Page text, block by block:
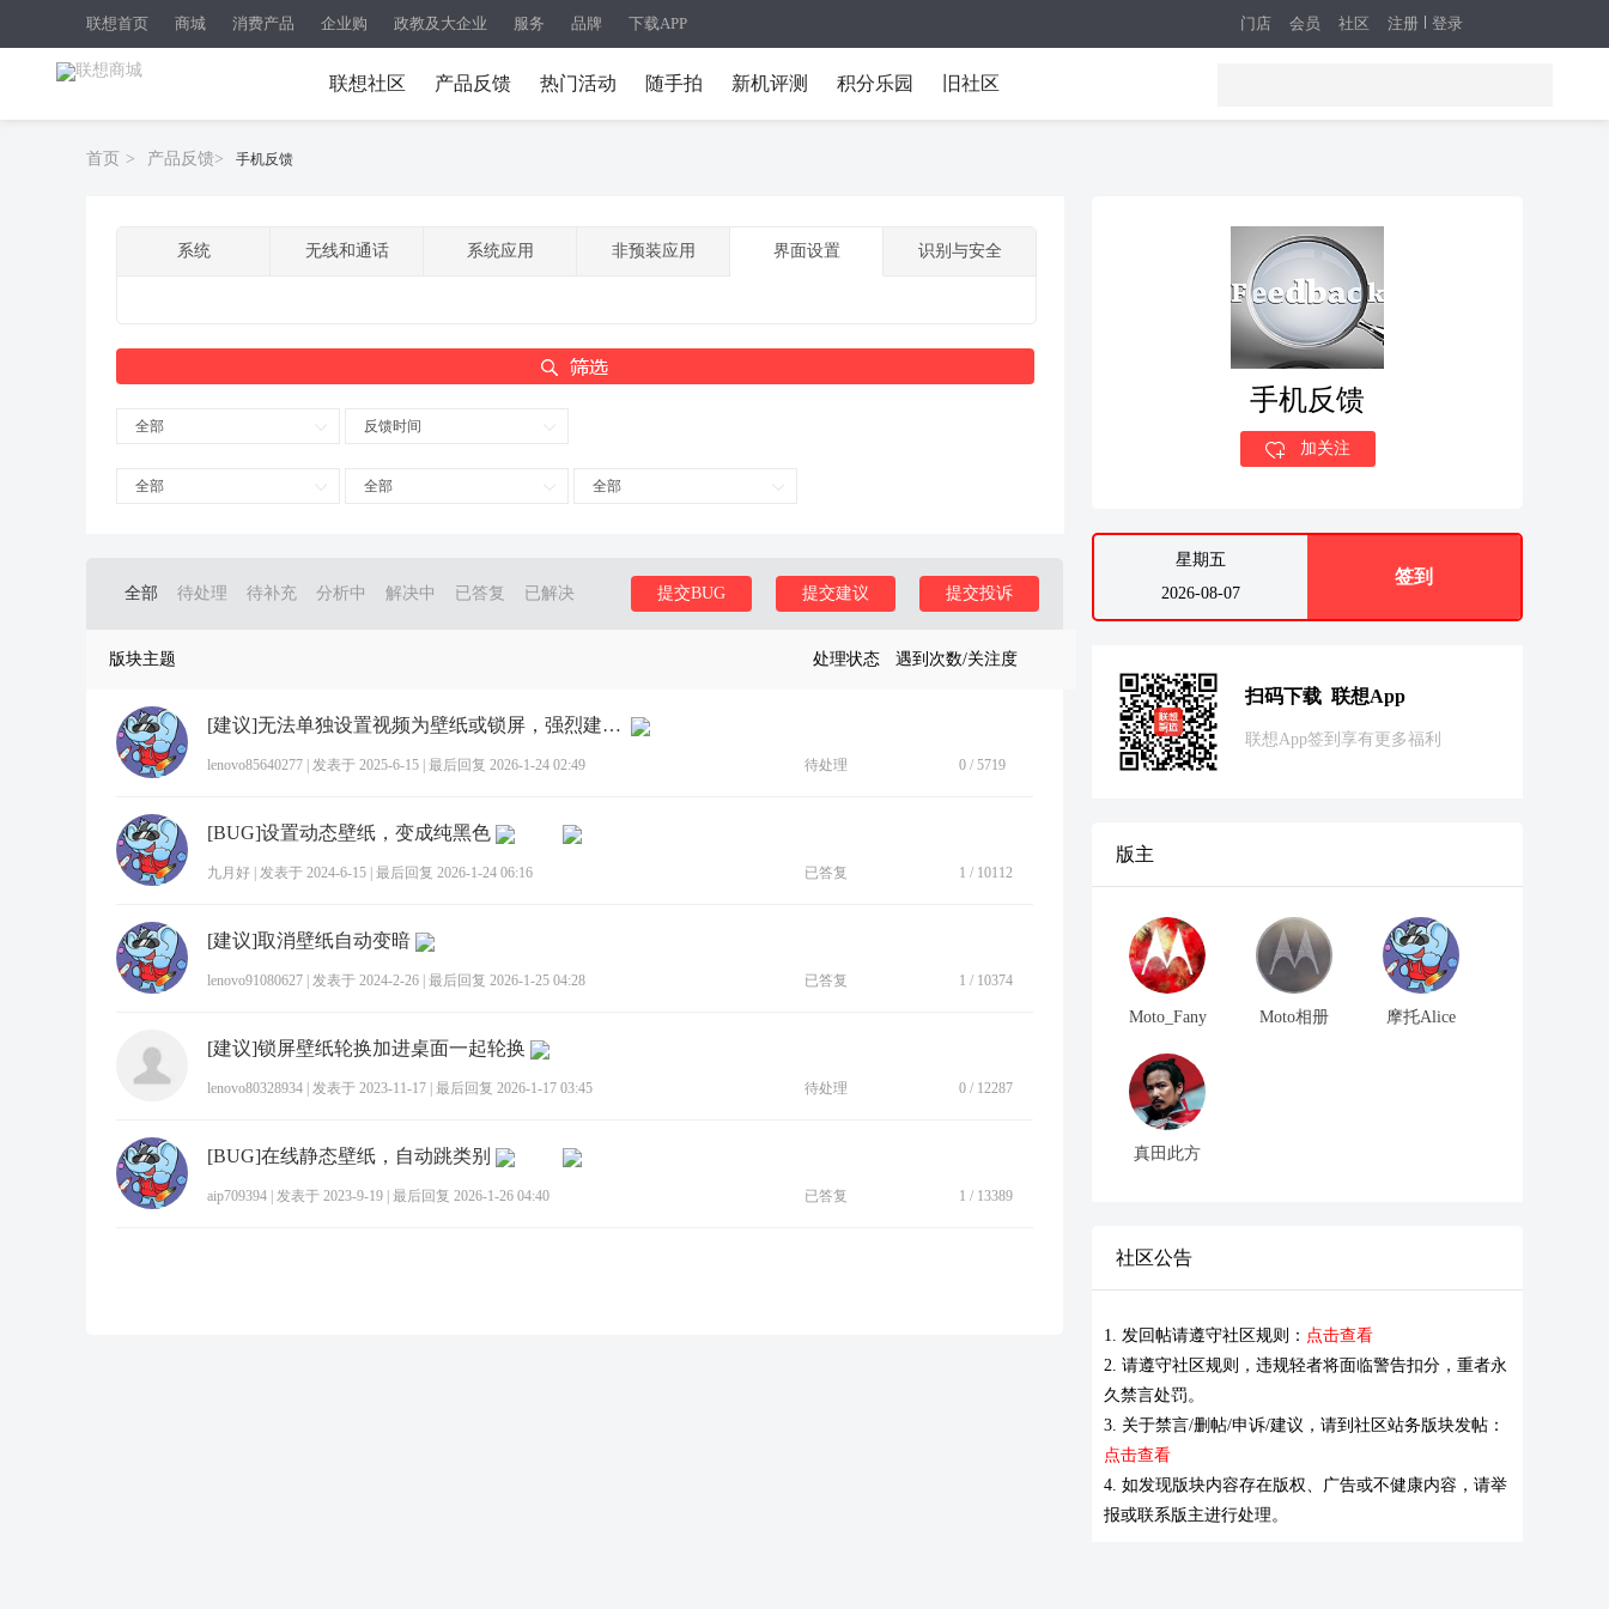
联想首页 商城 消费产品 企业购 政教及大企业 服务 品牌 下载APP 注册 登录
门店 会员 社区
联想社区 产品反馈 热门活动 随手拍 新机评测 积分乐园 旧社区
首页 > 产品反馈> 手机反馈
系统 无线和通话 系统应用 非预装应用 界面设置 识别与安全
全部 反馈时间
全部 全部 全部
全部 待处理 待补充 分析中 解决中 已答复 已解决 提交投诉
提交建议
提交BUG
版块主题 处理状态 遇到次数/关注度
[建议]无法单独设置视频为壁纸或锁屏，强烈建议修改
lenovo85640277 发表于 2025-6-15 最后回复 2026-1-24 02:49 待处理 0 / 5719
[BUG]设置动态壁纸，变成纯黑色
九月好 发表于 2024-6-15 最后回复 2026-1-24 06:16 已答复 1 / 10112
[建议]取消壁纸自动变暗
lenovo91080627 发表于 2024-2-26 最后回复 2026-1-25 04:28 已答复 1 / 10374
[建议]锁屏壁纸轮换加进桌面一起轮换
lenovo80328934 发表于 2023-11-17 最后回复 2026-1-17 03:45 待处理 0 / 12287
[BUG]在线静态壁纸，自动跳类别
aip709394 发表于 2023-9-19 最后回复 2026-1-26 04:40 已答复 1 / 13389
手机反馈
加关注
星期五
2026-08-07
签到
扫码下载 联想App
联想App签到享有更多福利
版主
Moto_Fany Moto相册 摩托Alice
真田此方
社区公告
1. 发回帖请遵守社区规则： 点击查看
2. 请遵守社区规则，违规轻者将面临警告扣分，重者永
久禁言处罚。
3. 关于禁言/删帖/申诉/建议，请到社区站务版块发帖：
点击查看
4. 如发现版块内容存在版权、广告或不健康内容，请举
报或联系版主进行处理。